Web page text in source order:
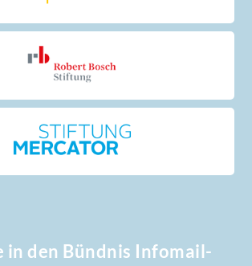
in den Bündnis Infomail-